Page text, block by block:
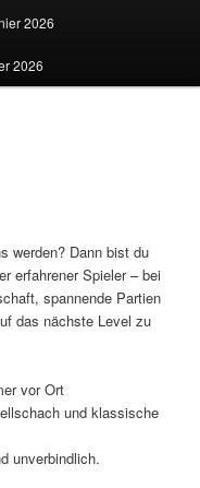
2026
2026
werden? Dann bist du
erfahrener Spieler – bei
spannende Partien
das nächste Level zu
vor Ort
und klassische
unverbindlich.